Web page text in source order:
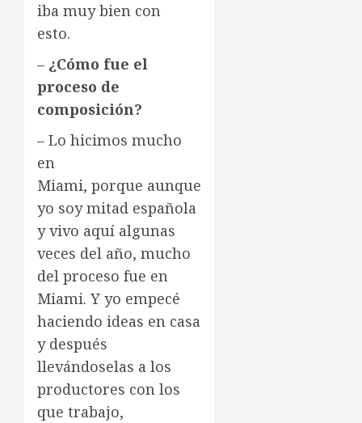
iba muy bien con
esto.
– ¿Cómo fue el
proceso de
composición?
– Lo hicimos mucho
en
Miami, porque aunque
yo soy mitad española
y vivo aquí algunas
veces del año, mucho
del proceso fue en
Miami. Y yo empecé
haciendo ideas en casa
y después
llevándoselas a los
productores con los
que trabajo,